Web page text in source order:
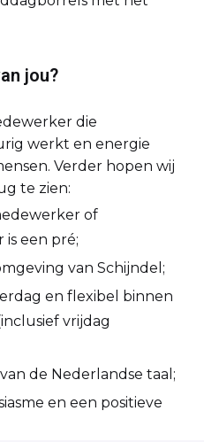
jou?
die
werkt en energie
Verder hopen wij
te zien:
of
een pré;
van Schijndel;
en flexibel binnen
vrijdag
de Nederlandse taal;
en een positieve